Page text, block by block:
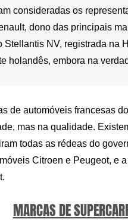
consideradas os
dono das principais
NV, registrada na
holandês, embora na
de automóveis francesas
mas na qualidade.
todas as rédeas do
Citroen e Peugeot, e
MARCAS DE